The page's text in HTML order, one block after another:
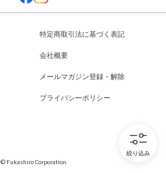
絞り込み
特定商取引法に基づく表記
会社概要
メールマガジン登録・解除
プライバシーポリシー
© Fukashiro Corporation.